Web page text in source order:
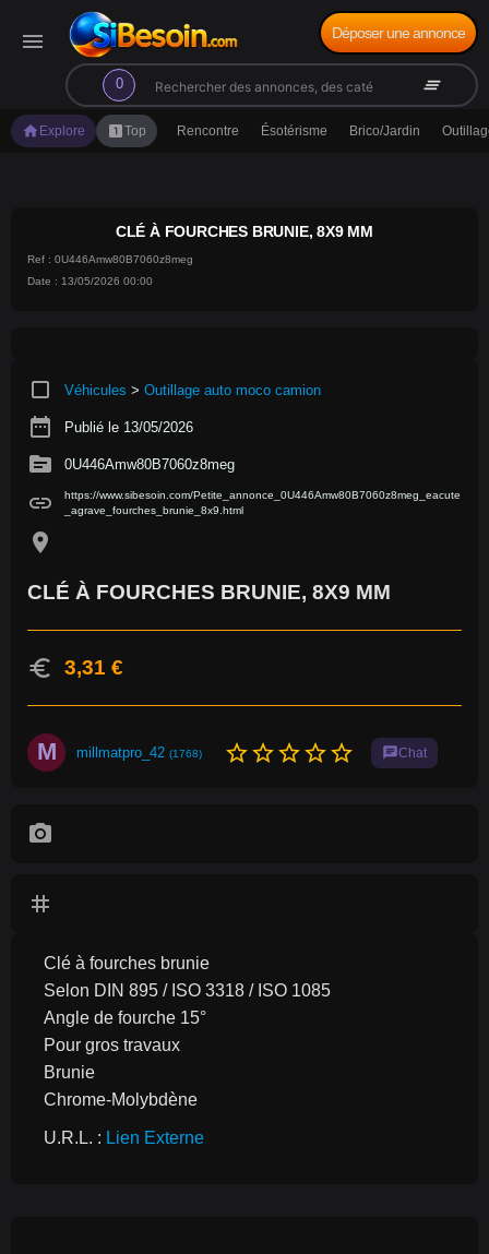
menu
0
search clear_all
Déposer une annonce
home Explore looks_oneTop Rencontre Ésotérisme Brico/Jardin
CLÉ À FOURCHES BRUNIE, 8X9 MM
Ref : 0U446Amw80B7060z8meg
Date : 13/05/2026 00:00
crop_square Véhicules > Outillage auto moco camion
date_range Publié le 13/05/2026
source 0U446Amw80B7060z8meg
link
https://www.sibesoin.com/Petite_annonce_0U446Amw80B7060z8meg_eacute
_agrave_fourches_brunie_8x9.html
location_on
CLÉ À FOURCHES BRUNIE, 8X9 MM
euro 3,31 €
M millmatpro_42 (1768) star_borderstar_borderstar_borderstar_borderstar_border chatChat
photo_camera
tag
Clé à fourches brunie
Selon DIN 895 / ISO 3318 / ISO 1085
Angle de fourche 15°
Pour gros travaux
Brunie
Chrome-Molybdène
U.R.L. : Lien Externe